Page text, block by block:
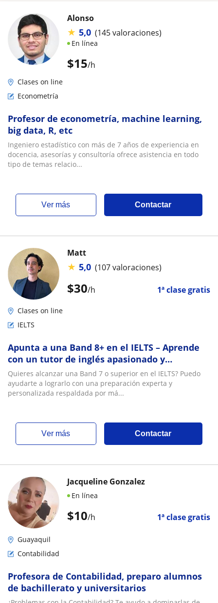
$15/h
Alonso
★ 5,0 (145 valoraciones)
En línea
Clases on line
Econometría
Profesor de econometría, machine learning,
big data, R, etc
Ingeniero estadístico con más de 7 años de experiencia en
docencia, asesorías y consultoría ofrece asistencia en todo
tipo de temas relacio...
ver más Contactar
$30/h 1ª clase gratis
Matt
★ 5,0 (107 valoraciones)
Clases on line
IELTS
Apunta a una Band 8+ en el IELTS – Aprende
con un tutor de inglés apasionado y
orientado a resultados
Quieres alcanzar una Band 7 o superior en el IELTS? Puedo
ayudarte a lograrlo con una preparación experta y
personalizada respaldada por má...
ver más Contactar
$10/h 1ª clase gratis
Jacqueline Gonzalez
En línea
Guayaquil
Contabilidad
Profesora de Contabilidad, preparo alumnos
de bachillerato y universitarios